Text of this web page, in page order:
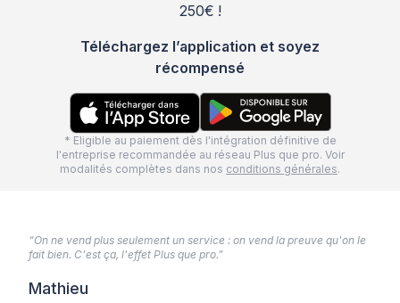
250€ !
Téléchargez l’application et soyez
récompensé
* Eligible au paiement dès l'intégration définitive de
l'entreprise recommandée au réseau Plus que pro. Voir
modalités complètes dans nos conditions générales.
“On ne vend plus seulement un service : on vend la preuve qu'on le
fait bien. C'est ça, l'effet Plus que pro.”
Mathieu